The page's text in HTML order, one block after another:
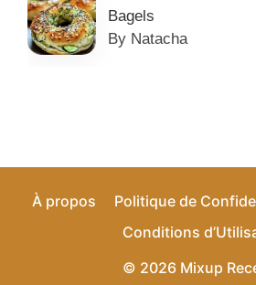
Bagels
By Natacha
À propos Politique de
Conditions
© 2026 Mixup